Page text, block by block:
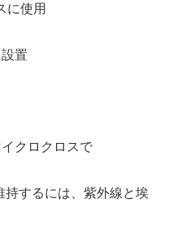
に使用
置
クロクロスで
持するには、紫外線と埃